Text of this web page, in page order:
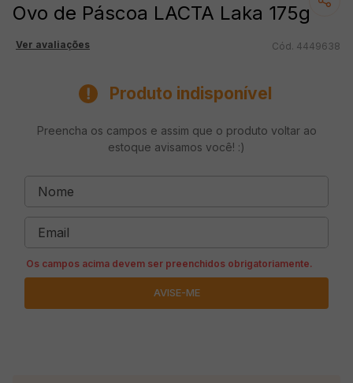
Ovo de Páscoa LACTA Laka 175g
Ver avaliações 4449638
Produto indisponível
Preencha os campos e assim que o produto voltar ao
estoque avisamos você! :)